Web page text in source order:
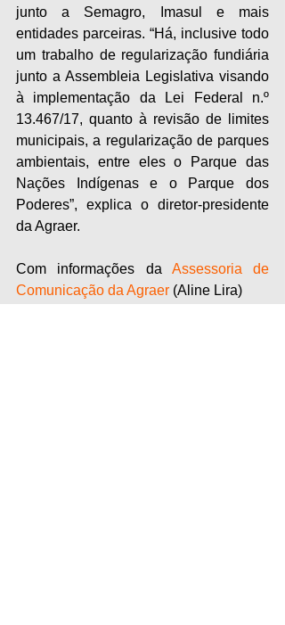
junto a Semagro, Imasul e mais
entidades parceiras. “Há, inclusive todo
um trabalho de regularização fundiária
junto a Assembleia Legislativa visando
à implementação da Lei Federal n.º
13.467/17, quanto à revisão de limites
municipais, a regularização de parques
ambientais, entre eles o Parque das
Nações Indígenas e o Parque dos
Poderes”, explica o diretor-presidente
da Agraer.
Com informações da Assessoria de
Comunicação da Agraer (Aline Lira)